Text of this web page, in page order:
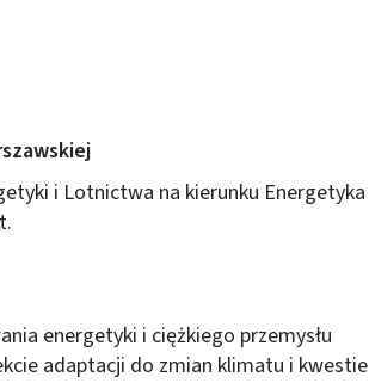
i Lotnictwa na kierunku Energetyka
energetyki i ciężkiego przemysłu
adaptacji do zmian klimatu i kwestie